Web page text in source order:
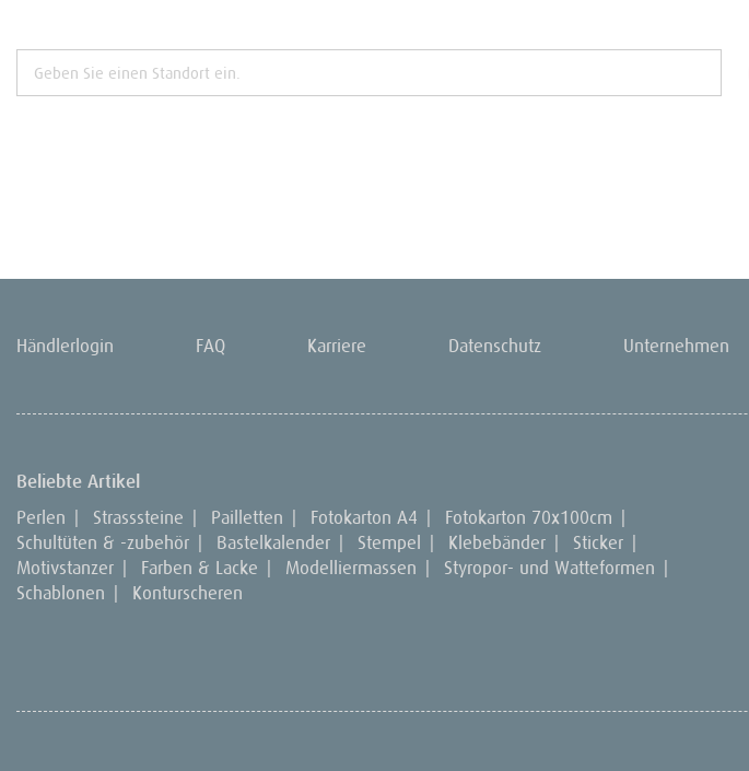
Händlerlogin FAQ Karriere Datenschutz Unternehmen
Beliebte Artikel
Perlen Strasssteine Pailletten Fotokarton A4 Fotokarton 70x100cm
Schultüten & -zubehör
Bastelkalender Stempel Klebebänder Sticker
Motivstanzer
Farben & Lacke Modelliermassen Styropor- und Watteformen
Schablonen
Konturscheren